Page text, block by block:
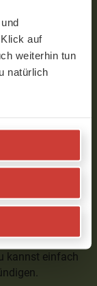
auf
weiterhin tun
natürlich
kannst einfach